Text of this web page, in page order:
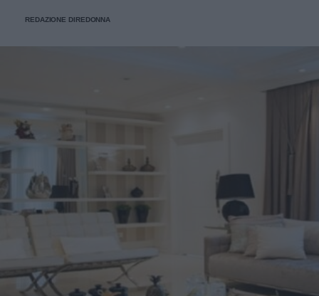
REDAZIONE DIREDONNA